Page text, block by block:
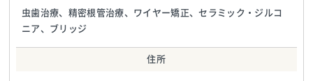
虫歯治療、精密根管治療、ワイヤー矯正、セラミック・ジルコ
ニア、ブリッジ
住所